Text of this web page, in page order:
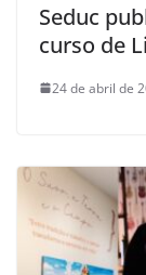
Seduc
curso de
24 de abril de